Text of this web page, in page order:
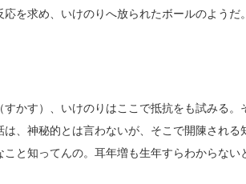
応を求め、いけのりへ放られたボールのよう
かす）、いけのりはここで抵抗をも試みる
は、神秘的とは言わないが、そこで開陳され
こと知ってんの。耳年増も生年すらわからない